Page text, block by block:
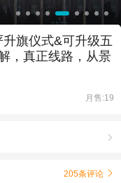
旗仪式&可升级五
，真正线路，从景
月售:19

205条评论 